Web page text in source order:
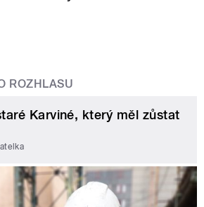
ROZHLASU
Karviné, který měl zůstat